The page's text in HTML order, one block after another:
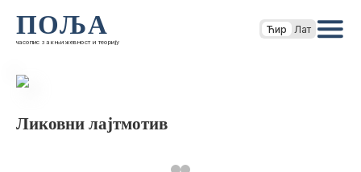
ПОЉА
часопис за књижевност и теорију
Ћир Лат
Ликовни лајтмотив